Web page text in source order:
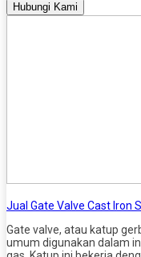
Hubungi Kami
Jual Gate Valve Cast Iron
Gate valve, atau katup
umum digunakan dalam